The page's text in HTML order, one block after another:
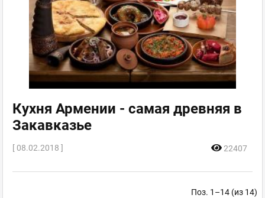
Кухня Армении - самая древняя в
Закавказье
[ 08.02.2018 ] 22407
Поз. 1–14 (из 14)